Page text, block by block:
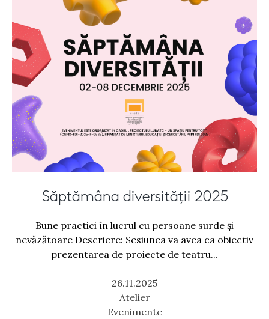
Săptămâna diversității 2025
Bune practici în lucrul cu persoane surde și
nevăzătoare Descriere: Sesiunea va avea ca obiectiv
prezentarea de proiecte de teatru...
26.11.2025
Atelier
Evenimente